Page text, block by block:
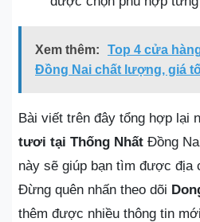
Xem thêm:
Top 4 cửa
Đồng Nai chất lượng, giá
Bài viết trên đây tổng hợp lại
tươi tại Thống Nhất Đồng
này sẽ giúp bạn tìm được địa
Đừng quên nhấn theo dõi
thêm được nhiều thông tin